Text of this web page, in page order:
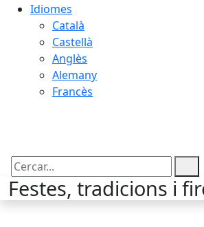
Idiomes
Català
Castellà
Anglès
Alemany
Francès
Cercar:
Festes, tradicions i